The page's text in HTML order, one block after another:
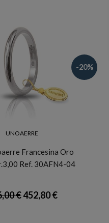
-20%
UNOAERRE
Francesina Oro
Ref. 30AFN4-04
€452,80 €